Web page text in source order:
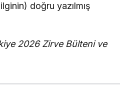
doğru yazılmış
2026 Zirve Bülteni ve